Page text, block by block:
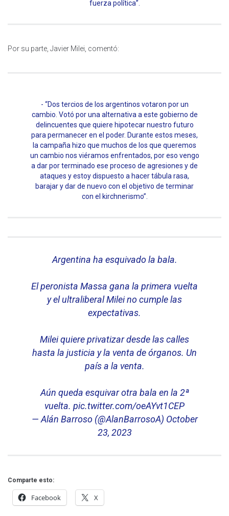
fuerza política”.
Por su parte, Javier Milei, comentó:
“Dos tercios de los argentinos votaron por un
cambio. Votó por una alternativa a este gobierno de
delincuentes que quiere hipotecar nuestro futuro
para permanecer en el poder. Durante estos meses,
la campaña hizo que muchos de los que queremos
un cambio nos viéramos enfrentados, por eso vengo
a dar por terminado ese proceso de agresiones y de
ataques y estoy dispuesto a hacer tábula rasa,
barajar y dar de nuevo con el objetivo de terminar
con el kirchnerismo”.
Argentina ha esquivado la bala.
El peronista Massa gana la primera vuelta
y el ultraliberal Milei no cumple las
expectativas.
Milei quiere privatizar desde las calles
hasta la justicia y la venta de órganos. Un
país a la venta.
Aún queda esquivar otra bala en la 2ª
vuelta. pic.twitter.com/oeAYvt1CEP
— Alán Barroso (@AlanBarrosoA) October
23, 2023
Comparte esto:
Facebook X